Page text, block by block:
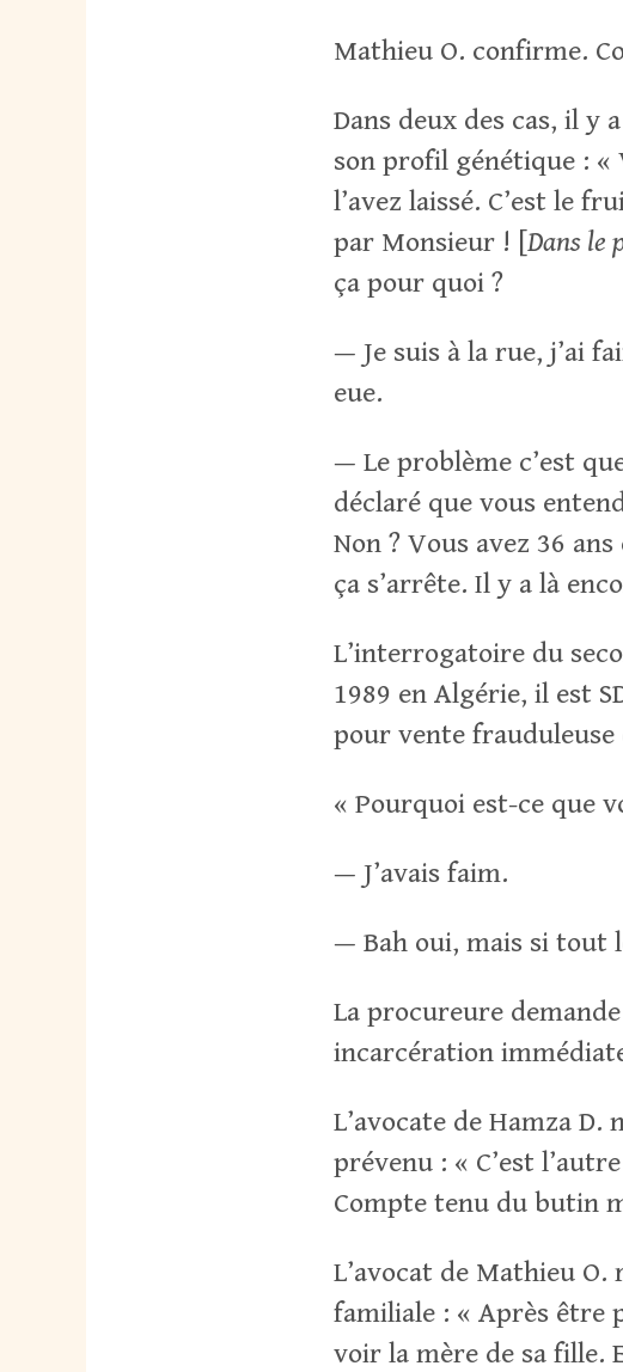
Mathieu O. confirme.
Dans deux des cas, il y
son profil génétique :
l’avez laissé. C’est le
par Monsieur ! [Dans le
ça pour quoi ?
— Je suis à la rue, j’ai
eue.
— Le problème c’est
déclaré que vous
Non ? Vous avez 36
ça s’arrête. Il y a là
L’interrogatoire du
1989 en Algérie, il est
pour vente frauduleuse
« Pourquoi est-ce que
— J’avais faim.
— Bah oui, mais si tout
La procureure
incarcération
L’avocate de Hamza
prévenu : « C’est
Compte tenu du butin
L’avocat de Mathieu
familiale : « Après être
voir la mère de sa fille.